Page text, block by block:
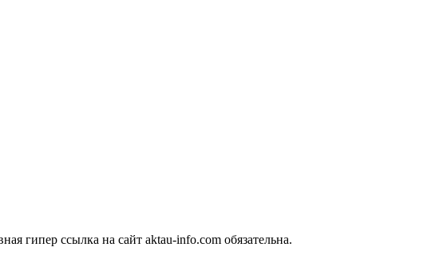
гипер ссылка на сайт aktau-info.com обязательна.